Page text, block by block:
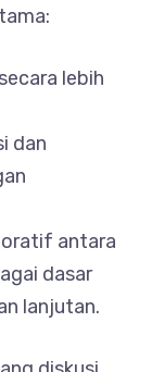
lebih
dan
antara
dasar
lanjutan.